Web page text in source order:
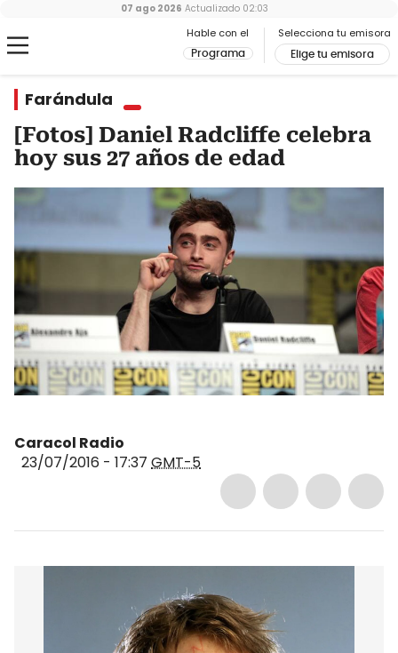
Hable con el
Programa
Selecciona tu emisora
Elige tu emisora
07 ago 2026 Actualizado 02:03
Farándula
[Fotos] Daniel Radcliffe celebra
hoy sus 27 años de edad
Caracol Radio
23/07/2016 - 17:37 GMT-5